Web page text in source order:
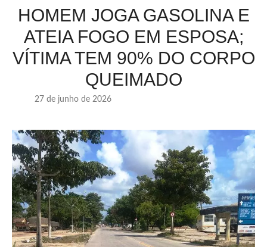
HOMEM JOGA GASOLINA E
ATEIA FOGO EM ESPOSA;
VÍTIMA TEM 90% DO CORPO
QUEIMADO
27 de junho de 2026